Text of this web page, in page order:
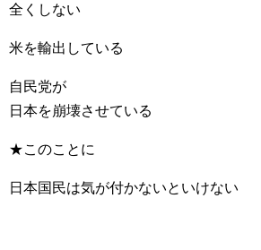
全くしない
米を輸出している
自民党が
日本を崩壊させている
★このことに
日本国民は気が付かないといけない